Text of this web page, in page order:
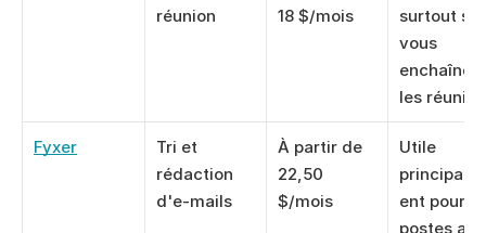
réunion
18 $/mois
surtout si
vous
enchaînez
les
Fyxer
Tri et
rédaction
d'e-mails
À partir de
22,50
$/mois
Utile
ent pour
postes